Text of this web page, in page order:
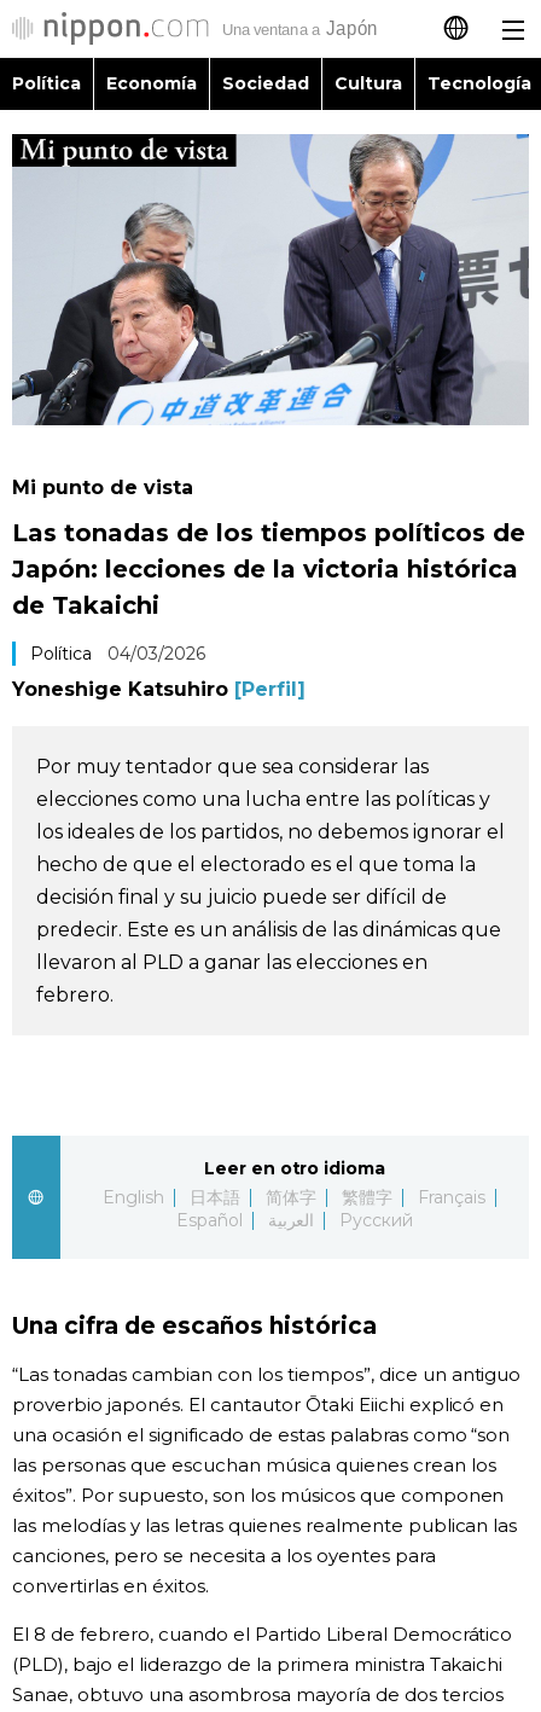
日本語
English
简体字
繁體字
Français
العربية
Economía
Sociedad
Vida
Guía de Japón
En profundidad
Más
Noticias
Datos de Japón
Blog
Tokio
Avisos
official SNS
Política Economía Sociedad Cultura Tecnología
Mi punto de vista
Las tonadas de los tiempos políticos de
Japón: lecciones de la victoria histórica
de Takaichi
Política 04/03/2026
Yoneshige Katsuhiro [Perfil]
Por muy tentador que sea considerar las
elecciones como una lucha entre las políticas y
los ideales de los partidos, no debemos ignorar el
hecho de que el electorado es el que toma la
decisión final y su juicio puede ser difícil de
predecir. Este es un análisis de las dinámicas que
llevaron al PLD a ganar las elecciones en
febrero.
Leer en otro idioma
English
日本語 简体字 繁體字
Français
Español
العربية Русский
Una cifra de escaños histórica
“Las tonadas cambian con los tiempos”, dice un antiguo
proverbio japonés. El cantautor Ōtaki Eiichi explicó en
una ocasión el significado de estas palabras como “son
las personas que escuchan música quienes crean los
éxitos”. Por supuesto, son los músicos que componen
las melodías y las letras quienes realmente publican las
canciones, pero se necesita a los oyentes para
convertirlas en éxitos.
El 8 de febrero, cuando el Partido Liberal Democrático
(PLD), bajo el liderazgo de la primera ministra Takaichi
Sanae, obtuvo una asombrosa mayoría de dos tercios